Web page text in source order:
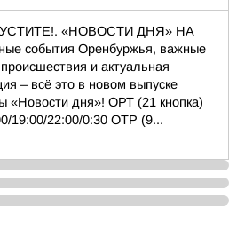
«НОВОСТИ ДНЯ» НА
события Оренбуржья, важные
и актуальная
– всё это в новом выпуске
«Новости дня»! ОРТ (21 кнопка)
19:00/22:00/0:30 ОТР (9...